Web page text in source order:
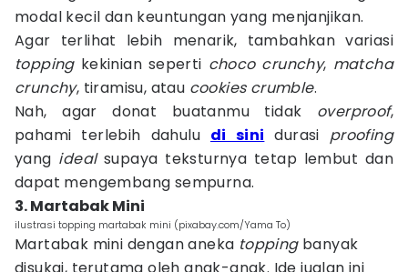
modal kecil dan keuntungan yang menjanjikan.
Agar terlihat lebih menarik, tambahkan variasi
topping kekinian seperti choco crunchy, matcha
crunchy, tiramisu, atau cookies crumble.
Nah, agar donat buatanmu tidak overproof,
pahami terlebih dahulu di sini durasi proofing
yang idealsupaya teksturnya tetap lembut dan
dapat mengembang sempurna.
3. Martabak Mini
ilustrasi topping martabak mini (pixabay.com/Yama To)
Martabak mini dengan aneka toppingbanyak